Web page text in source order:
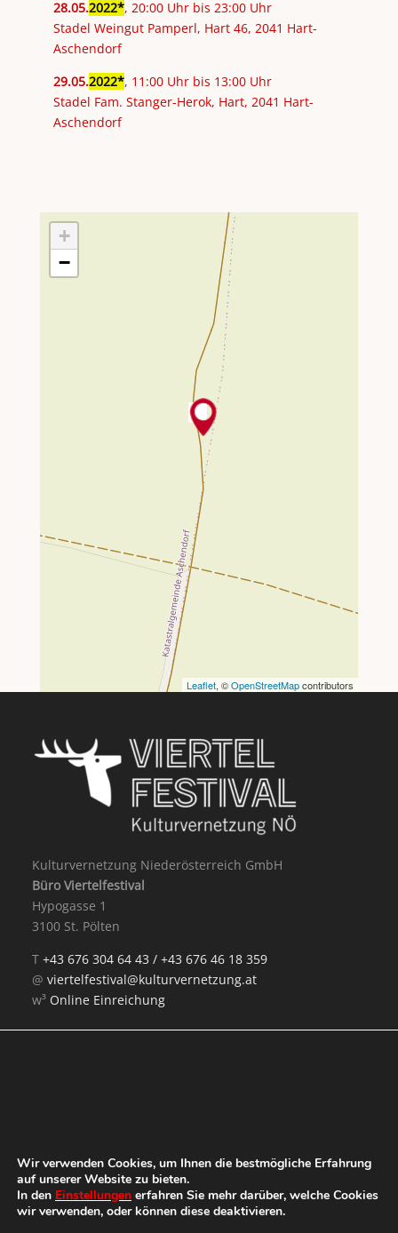
28.05.2022 , 20:00 Uhr bis 23:00 Uhr
Stadel Weingut Pamperl, Hart 46, 2041 Hart-
Aschendorf
29.05.2022 , 11:00 Uhr bis 13:00 Uhr
Stadel Fam. Stanger-Herok, Hart, 2041 Hart-
Aschendorf
+
−
Leaflet, ©OpenStreetMapcontributors
Kulturvernetzung Niederösterreich GmbH
Büro Viertelfestival
Hypogasse 1
3100 St. Pölten
T+43 676 304 64 43 /+43 676 46 18 359
@viertelfestival@kulturvernetzung.at
w³ Online Einreichung
Wir verwenden Cookies, um Ihnen die bestmögliche Erfahrung
auf unserer Website zu bieten.
In den Einstellungen erfahren Sie mehr darüber, welche Cookies
wir verwenden, oder können diese deaktivieren.